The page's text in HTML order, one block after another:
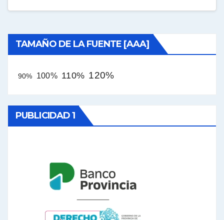
TAMAÑO DE LA FUENTE [AAA]
90% 100% 110% 120%
PUBLICIDAD 1